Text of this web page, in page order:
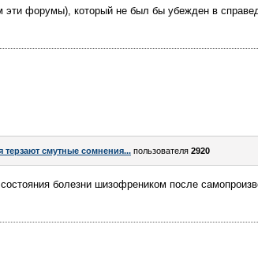
эти форумы), который не был бы убежден в
смутные сомнения... пользователя 2920
болезни шизофреником после